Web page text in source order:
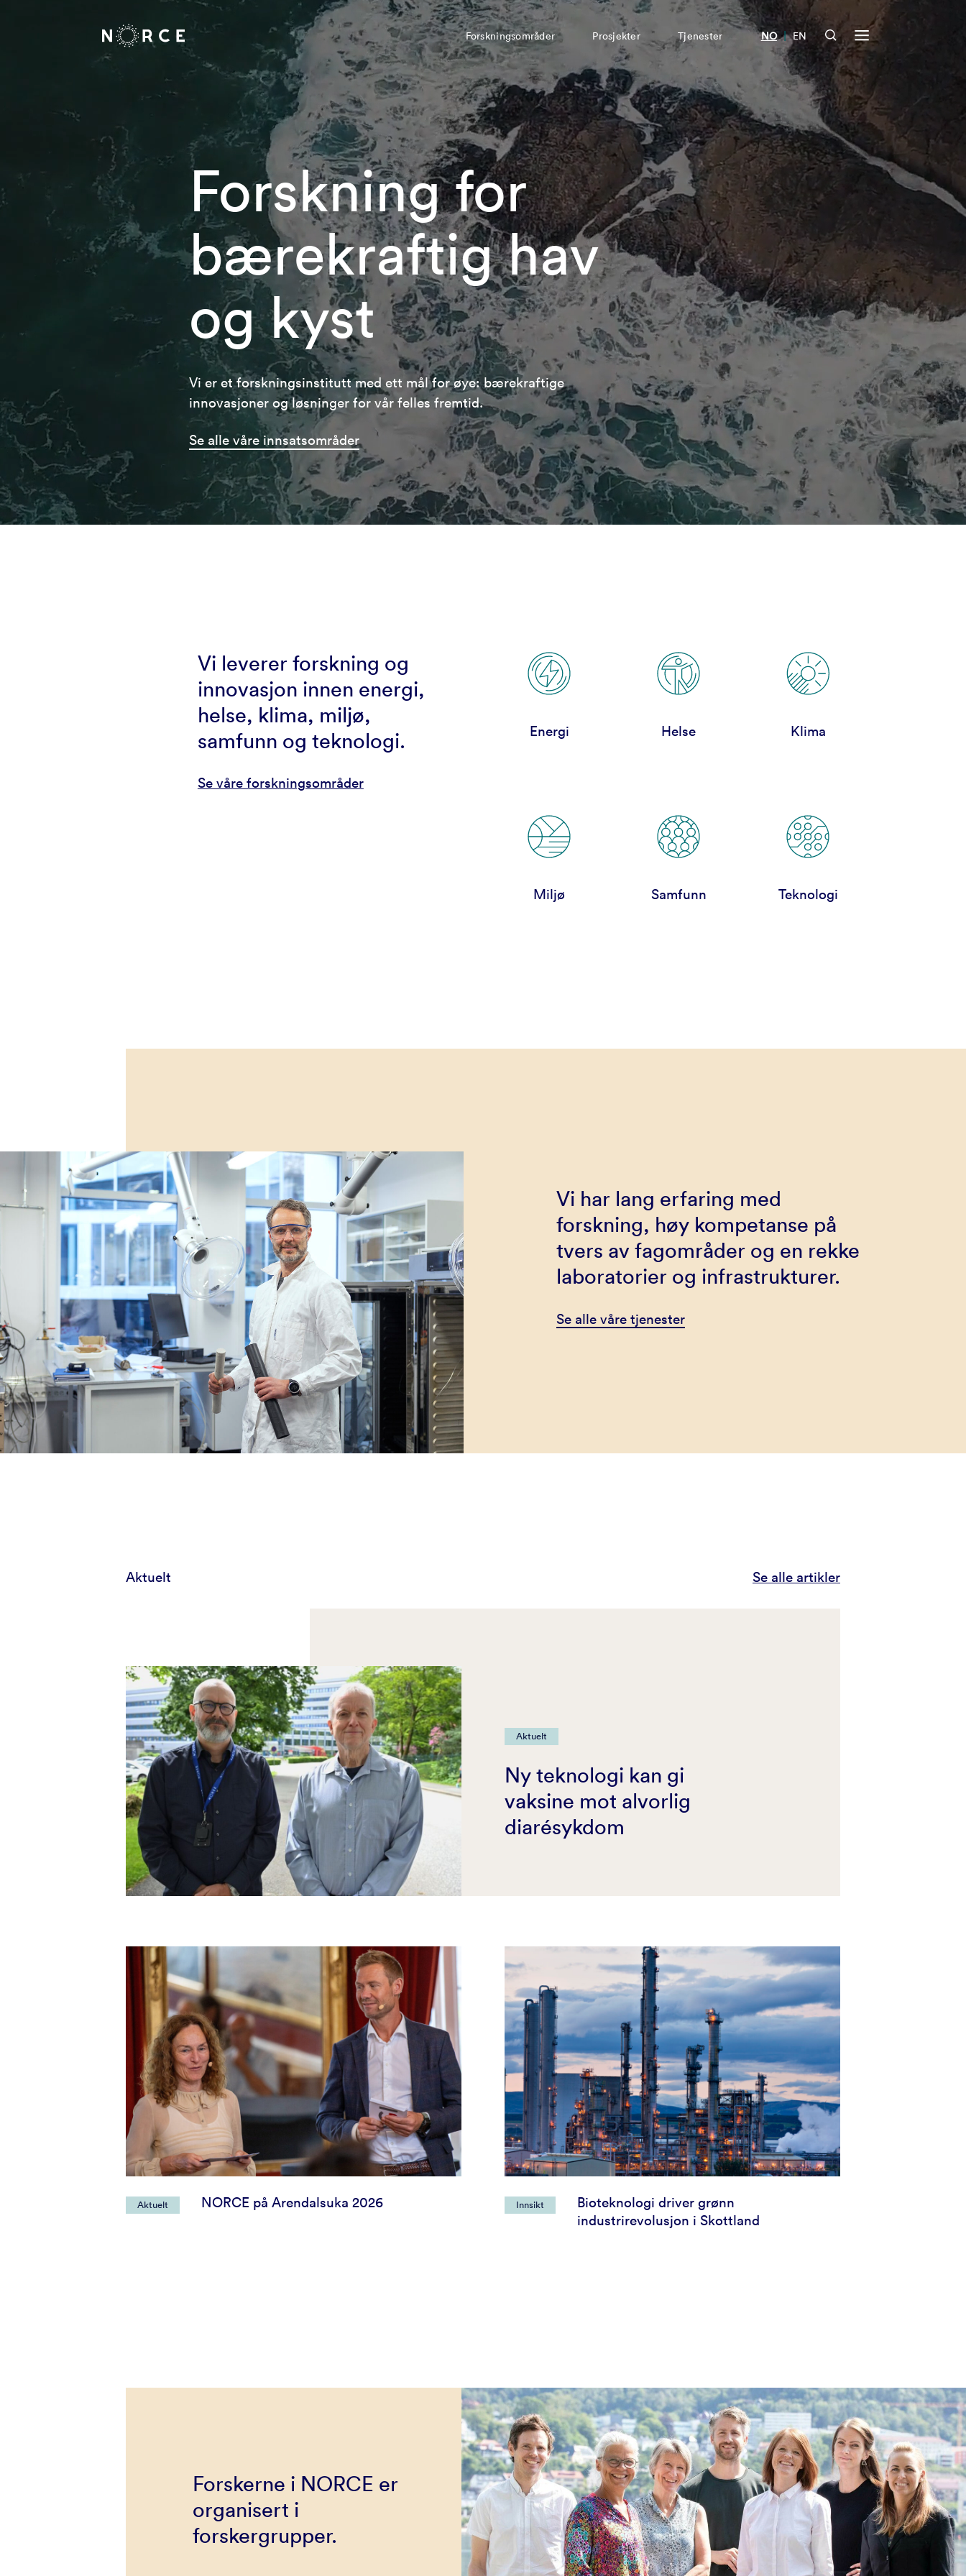
Forskningsområder Prosjekter Tjenester NO | EN
Forskning for
bærekraftig hav
og kyst
Vi er et forskningsinstitutt med ett mål for øye: bærekraftige
innovasjoner og løsninger for vår felles fremtid.
Se alle våre innsatsområder
Vi leverer forskning og
innovasjon innen energi,
helse, klima, miljø,
samfunn og teknologi.
Se våre forskningsområder
Energi Helse Klima
Miljø Samfunn Teknologi
Vi har lang erfaring med
forskning, høy kompetanse på
tvers av fagområder og en rekke
laboratorier og infrastrukturer.
Se alle våre tjenester
Aktuelt Se alle artikler
Aktuelt
Ny teknologi kan gi
vaksine mot alvorlig
diarésykdom
Aktuelt NORCE på Arendalsuka 2026 Innsikt
Bioteknologi driver grønn
industrirevolusjon i Skottland
Forskerne i NORCE er
organisert i
forskergrupper.